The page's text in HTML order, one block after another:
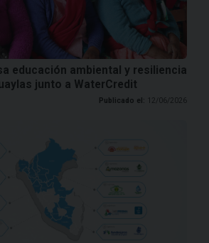
educación ambiental y resiliencia
junto a WaterCredit
Publicado el: 12/06/2026